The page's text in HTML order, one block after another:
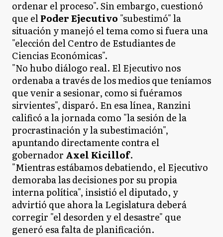
ordenar el proceso". Sin embargo, cuestionó
que elPoder Ejecutivo "subestimó" la
situación y manejó el tema como si fuera una
"elección del Centro de Estudiantes de
Ciencias Económicas".
"No hubo diálogo real. El Ejecutivo nos
ordenaba a través de los medios que teníamos
que venir a sesionar, como si fuéramos
sirvientes", disparó. En esa línea, Ranzini
calificó a la jornada como "la sesión de la
procrastinación y la subestimación",
apuntando directamente contra el
gobernador Axel Kicillof.
"Mientras estábamos debatiendo, el Ejecutivo
demoraba las decisiones por su propia
interna política", insistió el diputado, y
advirtió que ahora la Legislatura deberá
corregir "el desorden y el desastre" que
generó esa falta de planificación.